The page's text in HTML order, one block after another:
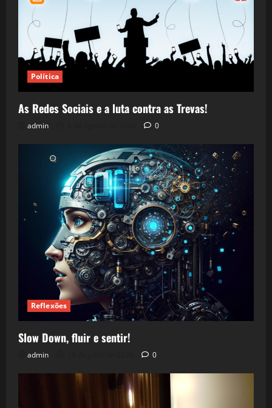
Política
As Redes Sociais e a luta contra as Trevas!
admin 0
Reflexões
Slow Down, fluir e sentir!
admin 0